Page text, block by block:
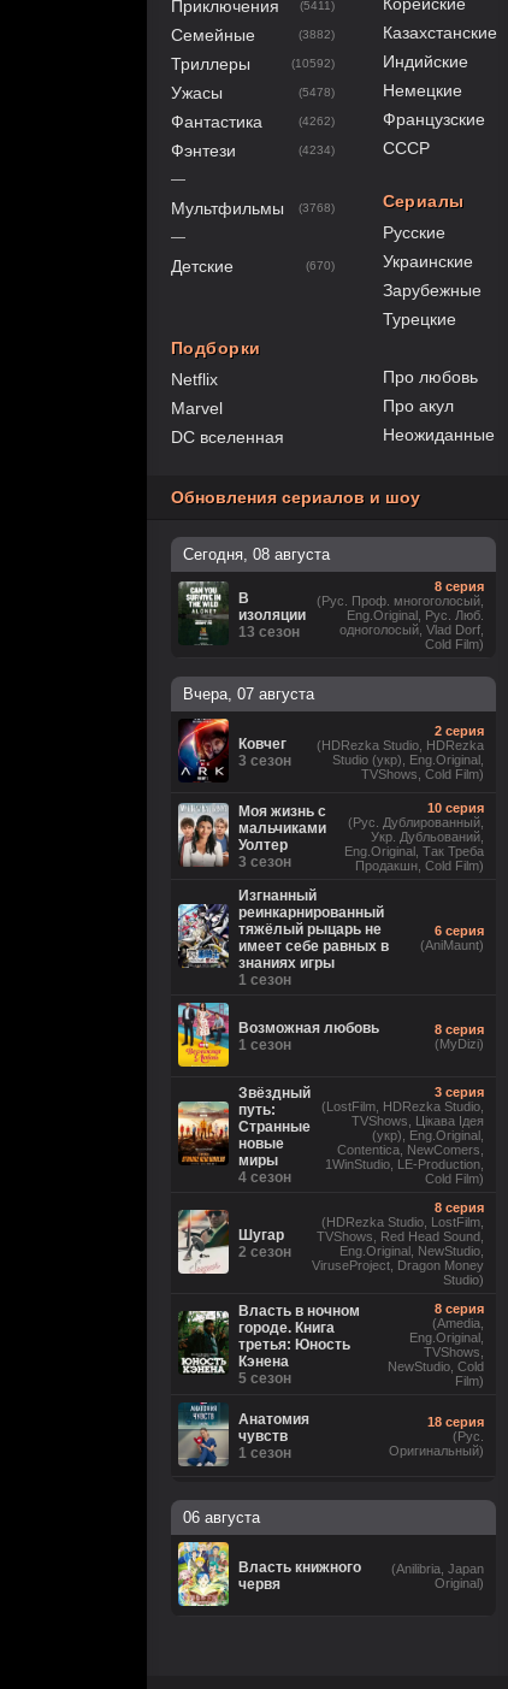
Приключения (5411)
Семейные (3882)
Триллеры (10592)
Ужасы (5478)
Фантастика (4262)
Фэнтези (4234)
—
Мультфильмы (3768)
—
Детские (670)
Подборки
Netflix
Marvel
DC вселенная
Казахстанские
Индийские
Немецкие
Французские
СССР
Сериалы
Русские
Украинские
Зарубежные
Турецкие
Про любовь
Про акул
Неожиданные
Обновления сериалов и шоу
Сегодня, 08 августа
В
изоляции
13 сезон
8 серия
(Рус. Проф. многоголосый,
Eng.Original, Рус. Люб.
одноголосый, Vlad Dorf,
Cold Film)
Вчера, 07 августа
Ковчег
3 сезон
2 серия
(HDRezka Studio, HDRezka
Studio (укр), Eng.Original,
TVShows, Cold Film)
Моя жизнь с
мальчиками
Уолтер
3 сезон
10 серия
(Рус. Дублированный,
Укр. Дубльований,
Eng.Original, Так Треба
Продакшн, Cold Film)
Изгнанный
реинкарнированный
тяжёлый рыцарь не
имеет себе равных в
знаниях игры
1 сезон
6 серия
(AniMaunt)
Возможная любовь
1 сезон
8 серия
(MyDizi)
Звёздный
путь:
Странные
новые
миры
4 сезон
3 серия
(LostFilm, HDRezka Studio,
TVShows, Цікава Ідея
(укр), Eng.Original,
Contentica, NewComers,
1WinStudio, LE-Production,
Cold Film)
Шугар
2 сезон
8 серия
(HDRezka Studio, LostFilm,
TVShows, Red Head Sound,
Eng.Original, NewStudio,
ViruseProject, Dragon Money
Studio)
Власть в ночном
городе. Книга
третья: Юность
Кэнена
5 сезон
8 серия
(Amedia,
Eng.Original,
TVShows,
NewStudio, Cold
Film)
Анатомия
чувств
1 сезон
18 серия
(Рус.
Оригинальный)
3 сезон
DniproFilm (укр), TVShows,
1WinStudio, LE-Production, М.
Яроцкий, Cold Film, rus0, rus1,
rus2, rus3, rus4, rus5, rus6,
06 августа
Власть книжного
червя
(Anilibria, Japan
Original)